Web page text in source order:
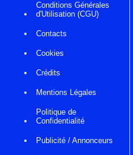
Conditions Générales
d'Utilisation (CGU)
Contacts
Cookies
Crédits
Mentions Légales
Politique de
Confidentialité
Publicité / Annonceurs